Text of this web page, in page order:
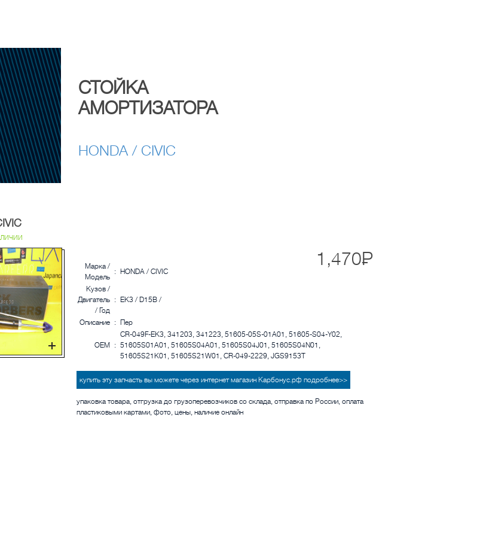
СТОЙКА
АМОРТИЗАТОРА
HONDA / CIVIC
1,470Р
Марка /
Модель
: HONDA / CIVIC
Кузов /
Двигатель
/ Год
: EK3 / D15B /
Описание : Пер
OEM :
CR-049F-EK3, 341203, 341223, 51605-05S-01A01, 51605-S04-Y02,
51605S01A01, 51605S04A01, 51605S04J01, 51605S04N01,
51605S21K01, 51605S21W01, CR-049-2229, JGS9153T
купить эту запчасть вы можете через интернет магазин Карбонус.рф подробнее>>
упаковка товара, отгрузка до грузоперевозчиков со склада, отправка по России, оплата
пластиковыми картами, фото, цены, наличие онлайн